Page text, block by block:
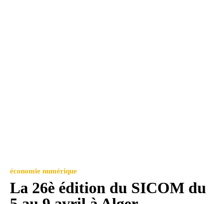
économie numérique
La 26è édition du SICOM du